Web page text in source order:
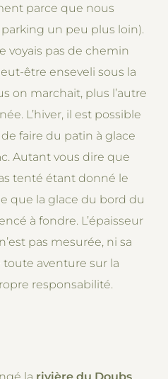
parce que nous
un peu plus loin).
voyais pas de chemin
être enseveli sous la
on marchait, plus l’autre
L’hiver, il est possible
faire du patin à glace
Autant vous dire que
tenté étant donné le
que la glace du bord du
à fondre. L’épaisseur
pas mesurée, ni sa
toute aventure sur la
responsabilité.
la rivière du Doubs